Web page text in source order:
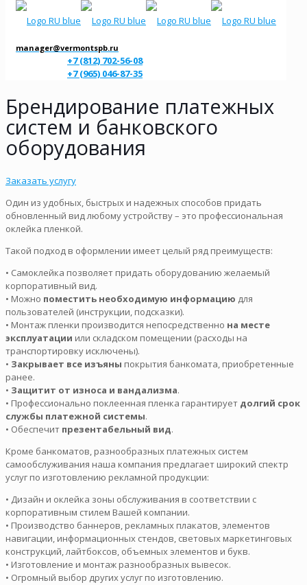
manager@vermontspb.ru
+7 (812) 702-56-08
+7 (965) 046-87-35
Брендирование платежных
систем и банковского
оборудования
Заказать услугу
Один из удобных, быстрых и надежных способов придать
обновленный вид любому устройству – это профессиональная
оклейка пленкой.
Такой подход в оформлении имеет целый ряд преимуществ:
• Самоклейка позволяет придать оборудованию желаемый
корпоративный вид.
• Можно поместить необходимую информацию для
пользователей (инструкции, подсказки).
• Монтаж пленки производится непосредственно на месте
эксплуатации или складском помещении (расходы на
транспортировку исключены).
• Закрывает все изъяны покрытия банкомата, приобретенные
ранее.
• Защитит от износа и вандализма.
• Профессионально поклеенная пленка гарантирует долгий срок
службы платежной системы.
• Обеспечит презентабельный вид.
Кроме банкоматов, разнообразных платежных систем
самообслуживания наша компания предлагает широкий спектр
услуг по изготовлению рекламной продукции:
• Дизайн и оклейка зоны обслуживания в соответствии с
корпоративным стилем Вашей компании.
• Производство баннеров, рекламных плакатов, элементов
навигации, информационных стендов, световых маркетинговых
конструкций, лайтбоксов, объемных элементов и букв.
• Изготовление и монтаж разнообразных вывесок.
• Огромный выбор других услуг по изготовлению.